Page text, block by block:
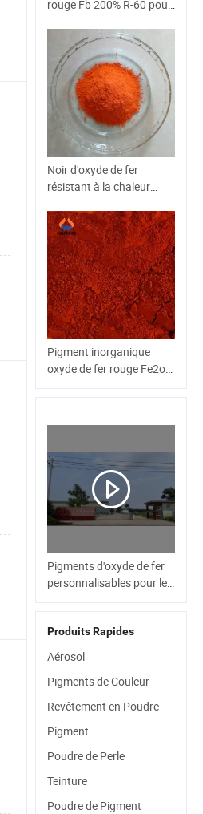
rouge Fb 200% R-60 pour
Noir d'oxyde de fer
résistant à la chaleur
le revêtement en
plastique
Pigment inorganique
oxyde de fer rouge Fe2o3
oxyde ferrique avec 99%
pureté CAS 1309-37-1
Pigments d'oxyde de fer
personnalisables pour les
couleurs de béton et de
brique
Produits Rapides
Aérosol
Pigments de Couleur
Revêtement en Poudre
Pigment
Poudre de Perle
Teinture
Poudre de Pigment